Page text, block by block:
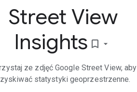
Street View
Insights bookmark_border
ze zdjęć Google Street View, aby
statystyki geoprzestrzenne.